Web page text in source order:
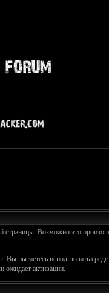
страницы. Возможно это
Вы пытаетесь использовать
ожидает активации.